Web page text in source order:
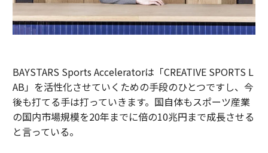
BAYSTARS Sports Acceleratorは「CREATIVE SPORTS L
AB」を活性化させていくための手段のひとつですし、今
後も打てる手は打っていきます。国自体もスポーツ産業
の国内市場規模を20年までに倍の10兆円まで成長させる
と言っている。